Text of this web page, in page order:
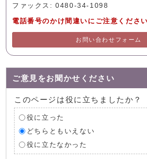
ファックス: 0480-34-1098
電話番号のかけ間違いにご注意ください
お問い合わせフォーム
ご意見をお聞かせください
このページは役に立ちましたか？
役に立った
どちらともいえない
役に立たなかった